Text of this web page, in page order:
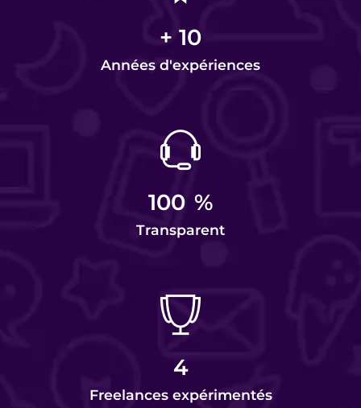
+ 10
Années d'expériences
100 %
Transparent
4
Freelances expérimentés